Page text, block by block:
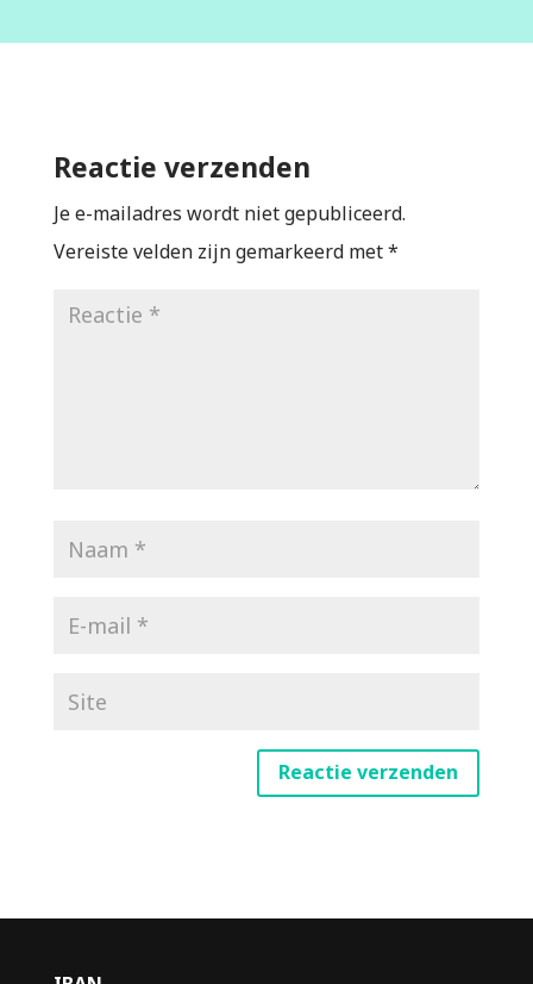
Reactie verzenden
Je e-mailadres wordt niet gepubliceerd.
Vereiste velden zijn gemarkeerd met*